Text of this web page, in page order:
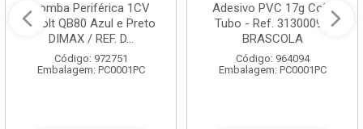
Bomba Periférica 1CV
Bivolt QB80 Azul e Preto
DIMAX / REF. D...
Código: 972751
Embalagem: PC0001PC
Adesivo PVC 17g Cola
Tubo - Ref. 3130009 -
BRASCOLA
Código: 964094
Embalagem: PC0001PC